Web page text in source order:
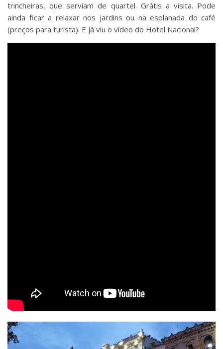
trincheiras, que serviam de quartel. Grátis a visita. Pode
ainda ficar a relaxar nos jardins ou na esplanada do café
(preços para turista). E já viu o vídeo do Hotel Nacional?